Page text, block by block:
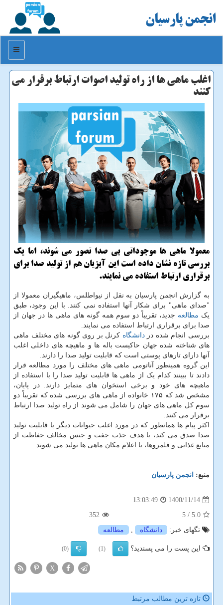
انجمن پارسیان
منو
اغلب ماهی ها از راه تولید اصوات ارتباط برقرار می
کنند
معمولا ماهی ها موجوداتی بی صدا تصور می شوند، اما یک
بررسی تازه نشان داده است این آبزیان هم از تولید صدا برای
برقراری ارتباط استفاده می نمایند.
به گزارش انجمن پارسیان به نقل از نیواطلس، ماهیگیران معمولا از
"صدای ماهی" برای شکار آنها استفاده نمی کنند. با این وجود، طبق
یک مطالعه جدید، تقریباً دو سوم همه گونه های ماهی ها در جهان از
صدا برای برقراری ارتباط استفاده می نمایند.
بررسی انجام شده دردانشگاه کرنل بر روی گونه های مختلف ماهی
های شناخته شده جهان حاکیست باله ها و ماهیچه های داخلی اغلب
آنها دارای تارهای پوستی است که قابلیت تولید صدا را دارند.
این گروه همینطور آناتومی ماهی های مختلف را مورد مطالعه قرار
دادند تا ببینند کدام یک از ماهی ها قابلیت تولید صدا را با استفاده از
ماهیچه های خود و برخی استخوان های متمایز دارند. در پایان،
مشخص شد که ۱۷۵ خانواده از ماهی های بررسی شده که تقریباً دو
سوم کل ماهی های جهان را شامل می شوند از راه تولید صدا ارتباط
برقرار می کنند.
اکثر پیام ها همانطور که در مورد اغلب حیوانات دیگر با قابلیت تولید
صدا صدق می کند، با هدف جذب جفت و جنس مخالف حفاظت از
منابع غذایی و قلمروها، یا اعلام مکان ماهی ها تولید می شوند.
منبع: انجمن پارسیان
1400/11/14
13:03:49
5.0
/ 5
352
تگهای خبر:
دانشگاه , مطالعه
این پست را می پسندید؟ (1)
(0)
X
تازه ترین مطالب مرتبط